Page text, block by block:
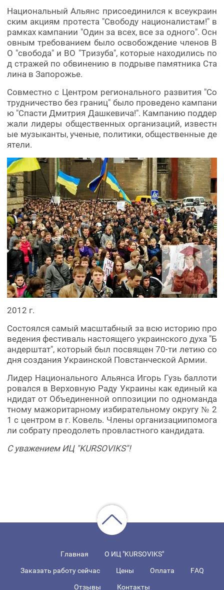
Национальный Альянс присоединился к всеукраин
ским акциям протеста "Свободу националистам!" в
рамках кампании "Один за всех, все за одного". Осн
овным требованием было освобождение членов В
О "свобода" и ВО "Тризуба", которые находились по
д стражей по обвинению в подрыве памятника Ста
лина в Запорожье.
Совместно с Центром регионального развития "Со
трудничество без границ" было проведено кампани
ю "Спасти Дмитрия Дашкевича!". Кампанию поддер
жали лидеры общественных организаций, известн
ые музыканты, ученые, политики, общественные де
ятели.
2012 г.
Состоялся самый масштабный за всю историю про
ведения фестиваль настоящего украинского духа "Б
андерштат", который был посвящен 70-ти летию со
дня создания Украинской Повстанческой Армии.
Лидер Национального Альянса Игорь Гузь баллоти
ровался в Верховную Раду Украины как единый ка
ндидат от Объединенной оппозиции по одноманда
тному мажоритарному избирательному округу № 2
1 с центром в г. Ковель. Члены организациипомога
ли собрату преодолеть провластного кандидата.
С уважением ИЦ "KURSOVIKS"!
Главная О ИЦ "KURSOVIKS"
Заказать работу сейчас Цены Оплата FAQ
Отзывы Контакты